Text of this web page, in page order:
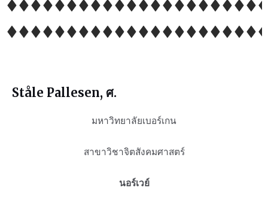
Ståle Pallesen, ศ.
มหาวิทยาลัยเบอร์เกน
สาขาวิชาจิตสังคมศาสตร์
นอร์เวย์